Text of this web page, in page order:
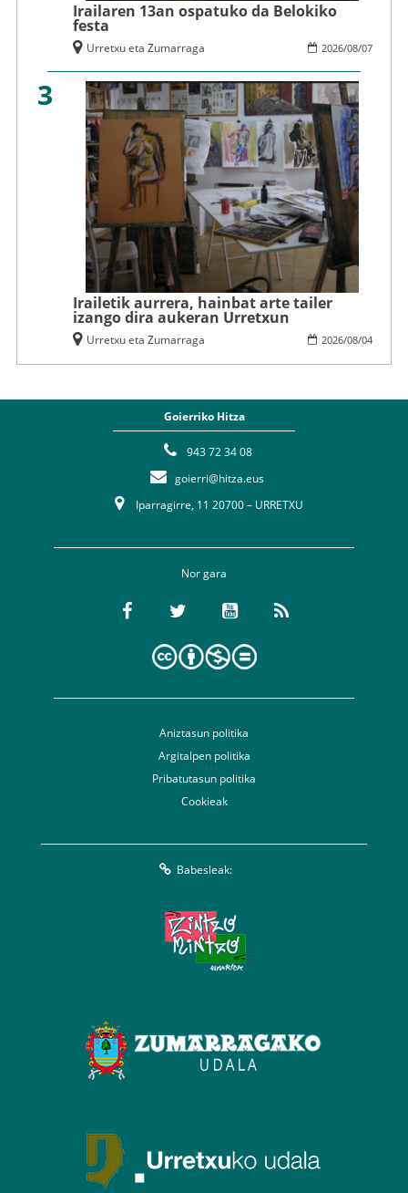
Irailaren 13an ospatuko da Belokiko
festa
2026/08/07
Urretxu eta Zumarraga
3
Irailetik aurrera, hainbat arte tailer
izango dira aukeran Urretxun
2026/08/04
Urretxu eta Zumarraga
Goierriko Hitza
943 72 34 08
goierri@hitza.eus
Iparragirre, 11 20700 – URRETXU
Nor gara
Aniztasun politika
Argitalpen politika
Pribatutasun politika
Cookieak
Babesleak: